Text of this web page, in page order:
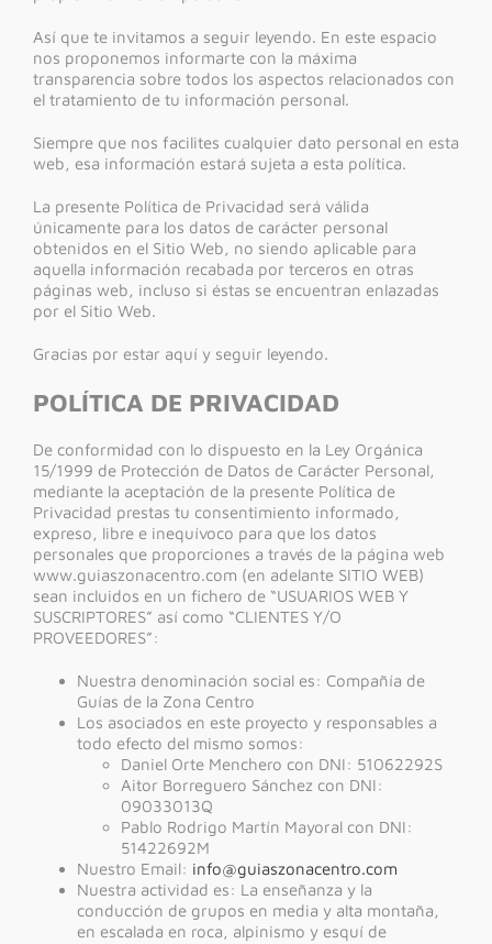
Así que te invitamos a seguir leyendo. En este espacio
nos proponemos informarte con la máxima
transparencia sobre todos los aspectos relacionados con
el tratamiento de tu información personal.
Siempre que nos facilites cualquier dato personal en esta
web, esa información estará sujeta a esta política.
La presente Política de Privacidad será válida
únicamente para los datos de carácter personal
obtenidos en el Sitio Web, no siendo aplicable para
aquella información recabada por terceros en otras
páginas web, incluso si éstas se encuentran enlazadas
por el Sitio Web.
Gracias por estar aquí y seguir leyendo.
POLÍTICA DE PRIVACIDAD
De conformidad con lo dispuesto en la Ley Orgánica
15/1999 de Protección de Datos de Carácter Personal,
mediante la aceptación de la presente Política de
Privacidad prestas tu consentimiento informado,
expreso, libre e inequívoco para que los datos
personales que proporciones a través de la página web
www.guiaszonacentro.com (en adelante SITIO WEB)
sean incluidos en un fichero de “USUARIOS WEB Y
SUSCRIPTORES” así como “CLIENTES Y/O
PROVEEDORES”:
Nuestra denominación social es: Compañía de
Guías de la Zona Centro
Los asociados en este proyecto y responsables a
todo efecto del mismo somos:
Daniel Orte Menchero con DNI: 51062292S
Aitor Borreguero Sánchez con DNI:
09033013Q
Pablo Rodrigo Martín Mayoral con DNI:
51422692M
Nuestro Email: info@guiaszonacentro.com
Nuestra actividad es: La enseñanza y la
conducción de grupos en media y alta montaña,
en escalada en roca, alpinismo y esquí de